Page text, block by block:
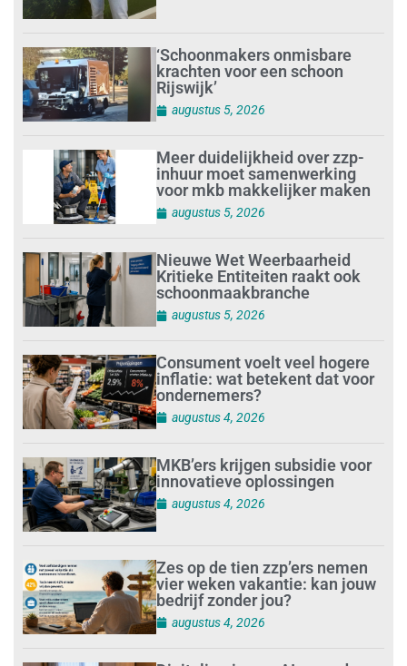
‘Schoonmakers onmisbare
krachten voor een schoon
Rijswijk’
augustus 5, 2026
Meer duidelijkheid over zzp-
inhuur moet samenwerking
voor mkb makkelijker maken
augustus 5, 2026
Nieuwe Wet Weerbaarheid
Kritieke Entiteiten raakt ook
schoonmaakbranche
augustus 5, 2026
Consument voelt veel hogere
inflatie: wat betekent dat voor
ondernemers?
augustus 4, 2026
MKB’ers krijgen subsidie voor
innovatieve oplossingen
augustus 4, 2026
Zes op de tien zzp’ers nemen
vier weken vakantie: kan jouw
bedrijf zonder jou?
augustus 4, 2026